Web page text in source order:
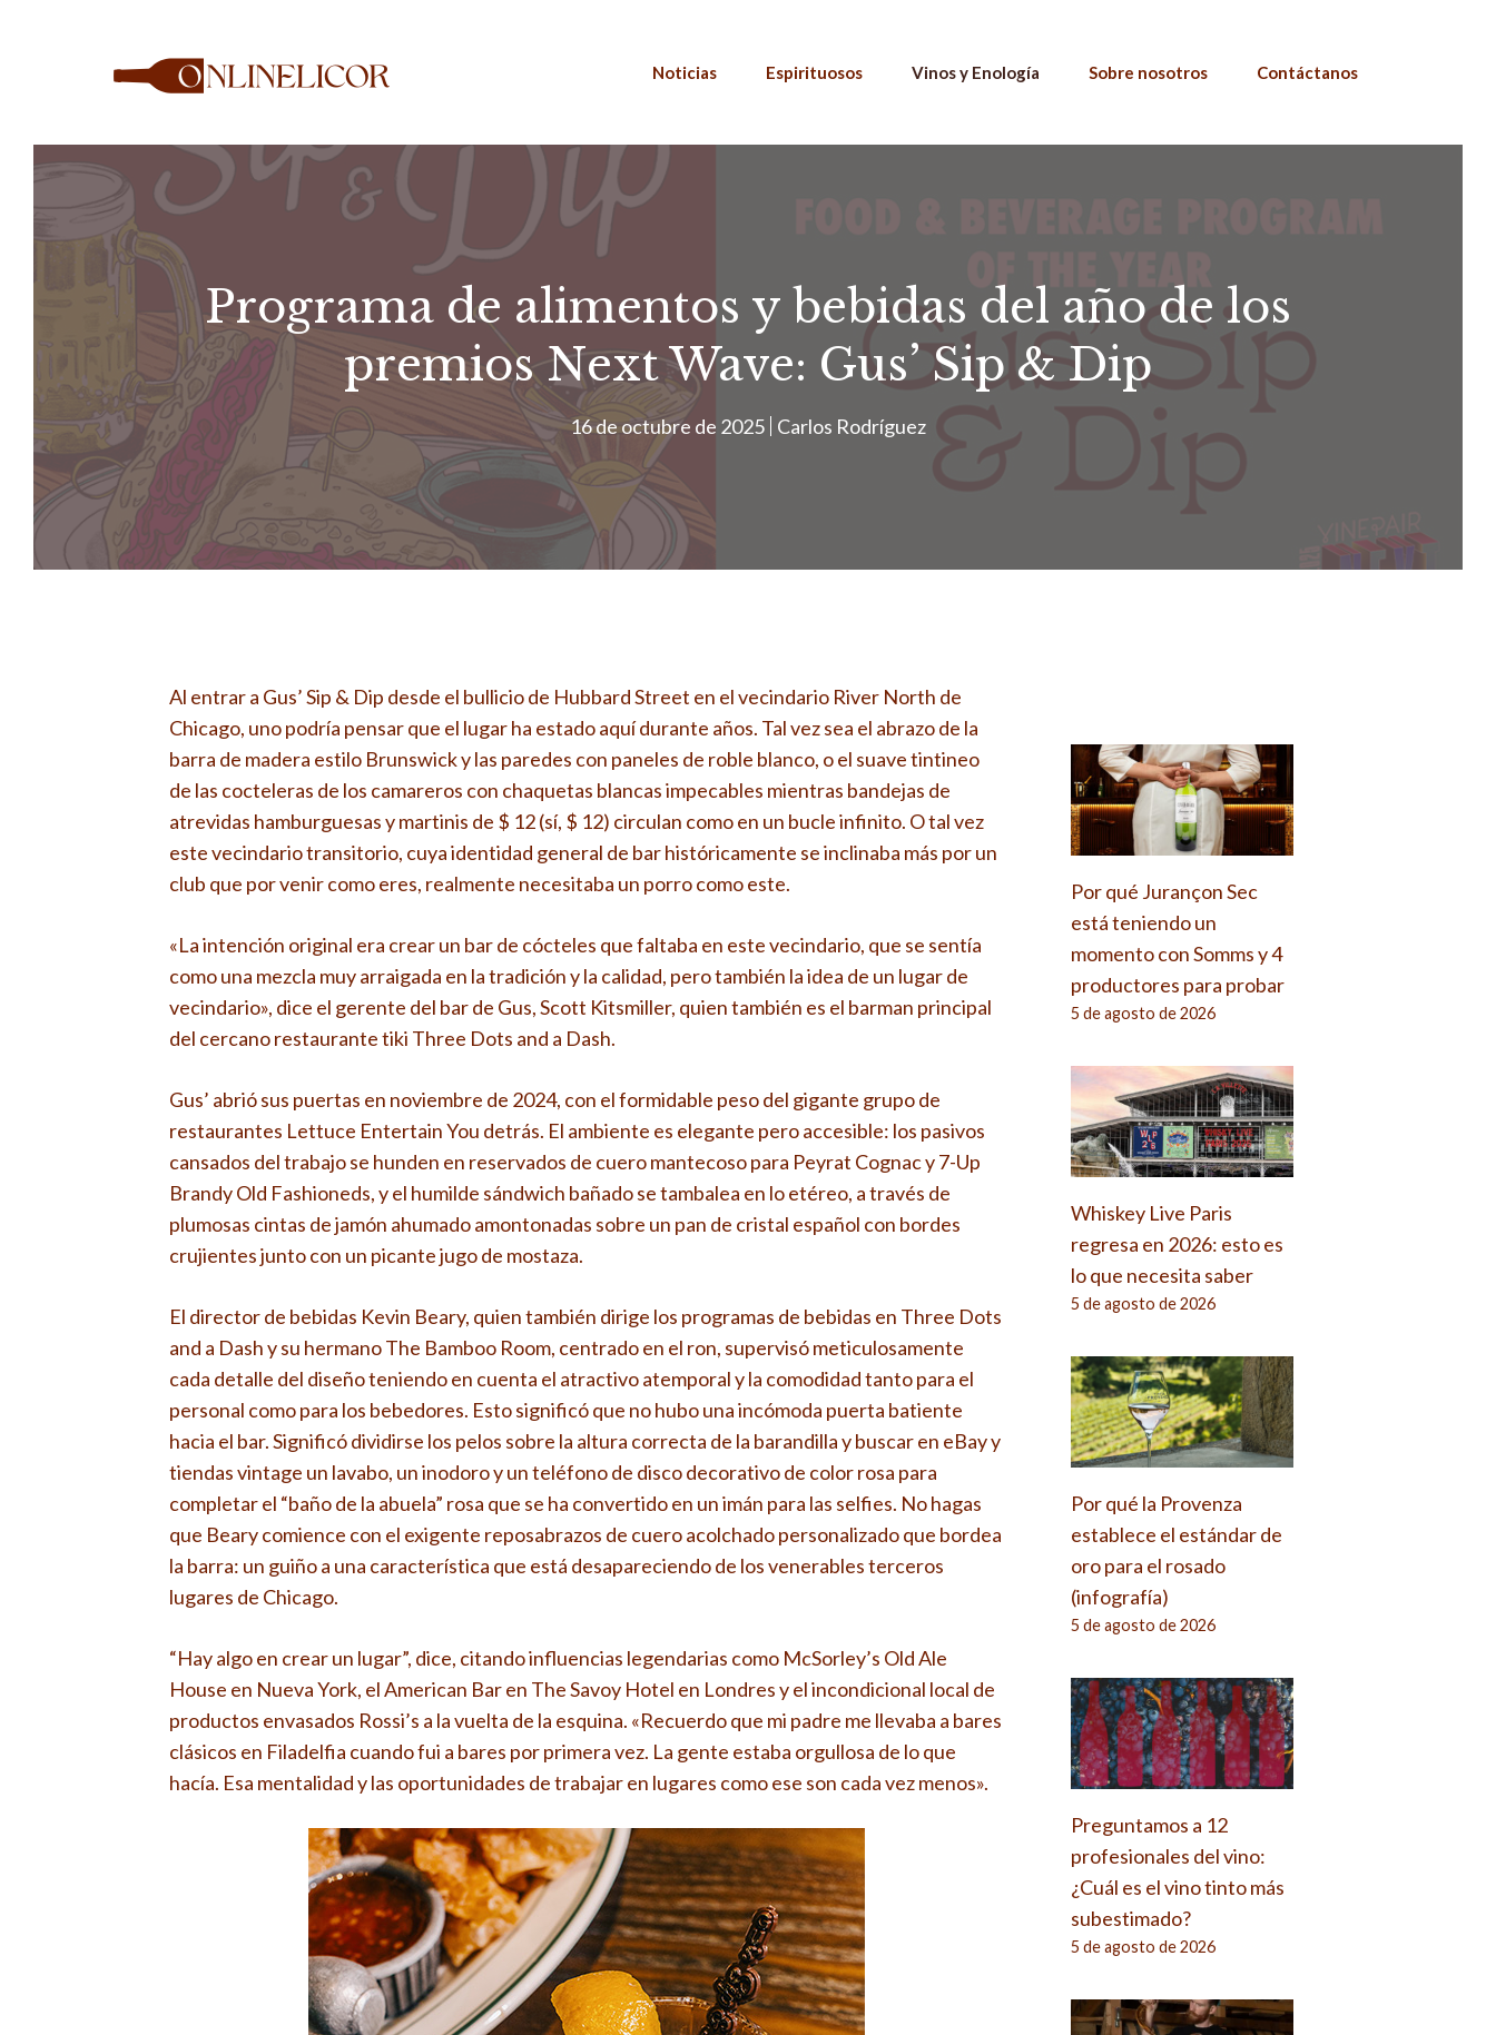
Noticias Espirituosos Vinos y Enología Sobre nosotros Contáctanos
Programa de alimentos y bebidas del año de los
premios Next Wave: Gus’ Sip & Dip
16 de octubre de 2025 Carlos Rodríguez
Al entrar a Gus’ Sip & Dip desde el bullicio de Hubbard Street en el vecindario River North de
Chicago, uno podría pensar que el lugar ha estado aquí durante años. Tal vez sea el abrazo de la
barra de madera estilo Brunswick y las paredes con paneles de roble blanco, o el suave tintineo
de las cocteleras de los camareros con chaquetas blancas impecables mientras bandejas de
atrevidas hamburguesas y martinis de $ 12 (sí, $ 12) circulan como en un bucle infinito. O tal vez
este vecindario transitorio, cuya identidad general de bar históricamente se inclinaba más por un
club que por venir como eres, realmente necesitaba un porro como este.
«La intención original era crear un bar de cócteles que faltaba en este vecindario, que se sentía
como una mezcla muy arraigada en la tradición y la calidad, pero también la idea de un lugar de
vecindario», dice el gerente del bar de Gus, Scott Kitsmiller, quien también es el barman principal
del cercano restaurante tiki Three Dots and a Dash.
Gus’ abrió sus puertas en noviembre de 2024, con el formidable peso del gigante grupo de
restaurantes Lettuce Entertain You detrás. El ambiente es elegante pero accesible: los pasivos
cansados ​​del trabajo se hunden en reservados de cuero mantecoso para Peyrat Cognac y 7-Up
Brandy Old Fashioneds, y el humilde sándwich bañado se tambalea en lo etéreo, a través de
plumosas cintas de jamón ahumado amontonadas sobre un pan de cristal español con bordes
crujientes junto con un picante jugo de mostaza.
El director de bebidas Kevin Beary, quien también dirige los programas de bebidas en Three Dots
and a Dash y su hermano The Bamboo Room, centrado en el ron, supervisó meticulosamente
cada detalle del diseño teniendo en cuenta el atractivo atemporal y la comodidad tanto para el
personal como para los bebedores. Esto significó que no hubo una incómoda puerta batiente
hacia el bar. Significó dividirse los pelos sobre la altura correcta de la barandilla y buscar en eBay y
tiendas vintage un lavabo, un inodoro y un teléfono de disco decorativo de color rosa para
completar el “baño de la abuela” rosa que se ha convertido en un imán para las selfies. No hagas
que Beary comience con el exigente reposabrazos de cuero acolchado personalizado que bordea
la barra: un guiño a una característica que está desapareciendo de los venerables terceros
lugares de Chicago.
“Hay algo en crear un lugar”, dice, citando influencias legendarias como McSorley’s Old Ale
House en Nueva York, el American Bar en The Savoy Hotel en Londres y el incondicional local de
productos envasados ​​Rossi’s a la vuelta de la esquina. «Recuerdo que mi padre me llevaba a bares
clásicos en Filadelfia cuando fui a bares por primera vez. La gente estaba orgullosa de lo que
hacía. Esa mentalidad y las oportunidades de trabajar en lugares como ese son cada vez menos».
Por qué Jurançon Sec
está teniendo un
momento con Somms y 4
productores para probar
5 de agosto de 2026
Whiskey Live Paris
regresa en 2026: esto es
lo que necesita saber
5 de agosto de 2026
Por qué la Provenza
establece el estándar de
oro para el rosado
(infografía)
5 de agosto de 2026
Preguntamos a 12
profesionales del vino:
¿Cuál es el vino tinto más
subestimado?
5 de agosto de 2026